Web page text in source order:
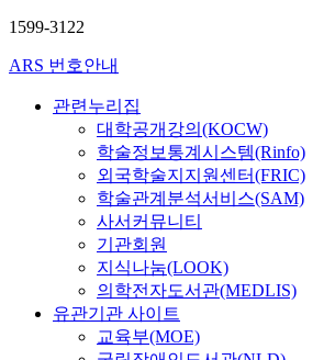
1599-3122
ARS 번호안내
관련누리집
대학공개강의(KOCW)
학술정보통계시스템(Rinfo)
외국학술지지원센터(FRIC)
학술관계분석서비스(SAM)
사서커뮤니티
기관회원
지식나눔(LOOK)
의학전자도서관(MEDLIS)
유관기관 사이트
교육부(MOE)